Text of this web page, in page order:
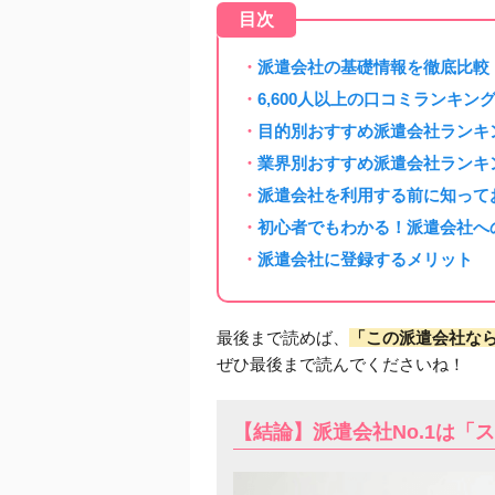
目次
派遣会社の基礎情報を徹底比
6,600人以上の口コミランキン
目的別おすすめ派遣会社ランキ
業界別おすすめ派遣会社ランキ
派遣会社を利用する前に知っ
初心者でもわかる！派遣会社へ
派遣会社に登録するメリット
最後まで読めば、
「この派遣会社な
ぜひ最後まで読んでくださいね！
【結論】派遣会社No.1は「